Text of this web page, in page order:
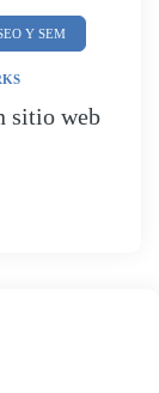
Y SEM
sitio web